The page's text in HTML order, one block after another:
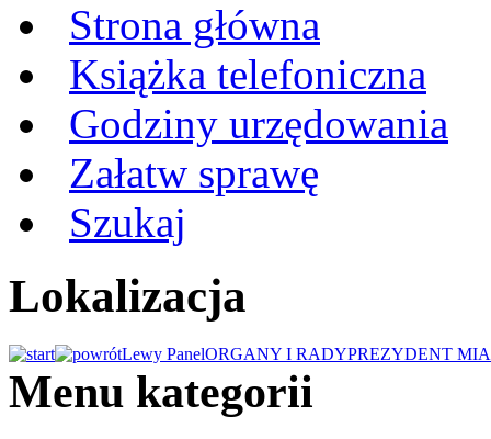
Strona główna
Książka telefoniczna
Godziny urzędowania
Załatw sprawę
Szukaj
Lokalizacja
Lewy PanelORGANY I RADYPREZYDENT
Menu kategorii